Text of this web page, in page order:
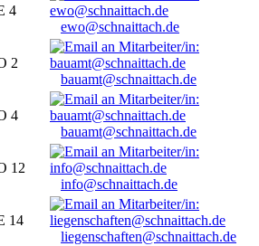
4
ewo@schnaittach.de
2
bauamt@schnaittach.de
4
bauamt@schnaittach.de
12
info@schnaittach.de
14
liegenschaften@schnaittach.de